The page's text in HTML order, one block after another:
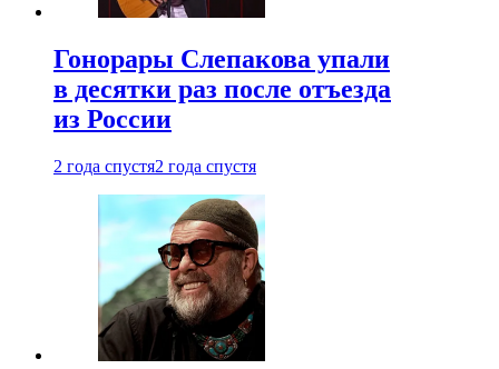
Гонорары Слепакова упали
в десятки раз после отъезда
из России
2 года спустя2 года спустя